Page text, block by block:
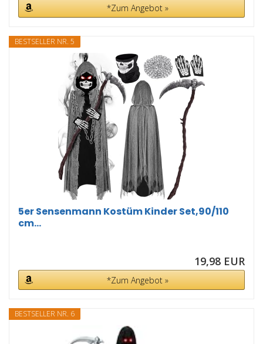
*Zum Angebot »
BESTSELLER NR. 5
5er Sensenmann Kostüm Kinder Set,90/110
cm...
19,98 EUR
*Zum Angebot »
BESTSELLER NR. 6